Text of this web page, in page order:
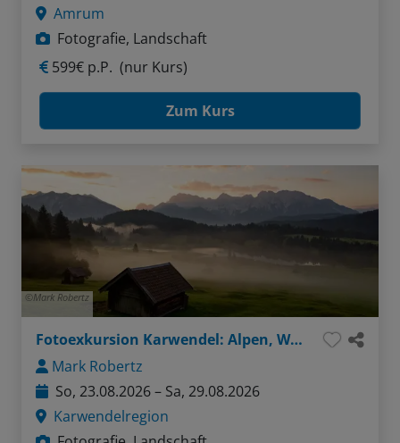
Amrum
Fotografie, Landschaft
599€ p.P. (nur Kurs)
Zum Kurs
Mark Robertz
Fotoexkursion Karwendel: Alpen, Wasser, Felsen
Mark Robertz
So, 23.08.2026 – Sa, 29.08.2026
Karwendelregion